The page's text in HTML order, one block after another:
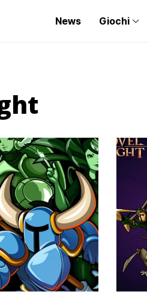
News Giochi